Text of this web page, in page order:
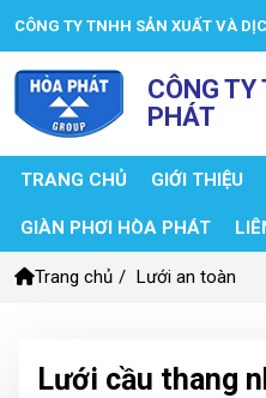
CÔNG TY TNHH SẢN XUẤT VÀ
CÔNG
PHÁT
TRANG CHỦ GIỚI THIỆU
GIÀN PHƠI HÒA PHÁT
Trang chủ / Lưới an toàn
Lưới cầu thang